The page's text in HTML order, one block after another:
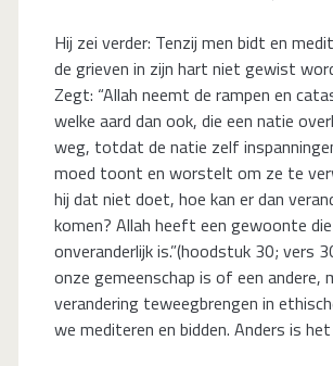
Hij zei verder: Tenzij men bidt en
de grieven in zijn hart niet gewist
Zegt: “Allah neemt de rampen en
welke aard dan ook, die een natie
weg, totdat de natie zelf
moed toont en worstelt om ze te
hij dat niet doet, hoe kan er dan
komen? Allah heeft een gewoonte die
onveranderlijk is.”(hoodstuk 30; vers
onze gemeenschap is of een andere,
verandering teweegbrengen in
we mediteren en bidden. Anders is